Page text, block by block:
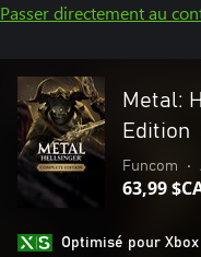
Passer directement au
Metal:
Edition
Funcom •
63,99
Optimisé pour